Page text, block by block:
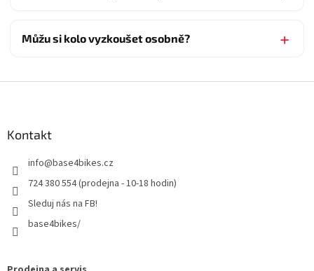
Můžu si kolo vyzkoušet osobně?
Kontakt
info@base4bikes.cz
724 380 554 (prodejna - 10-18 hodin)
Sleduj nás na FB!
base4bikes/